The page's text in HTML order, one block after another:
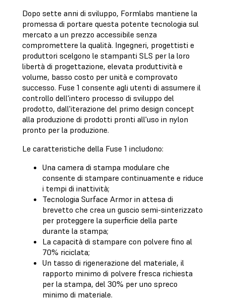
Dopo sette anni di sviluppo, Formlabs mantiene la
promessa di portare questa potente tecnologia sul
mercato a un prezzo accessibile senza
compromettere la qualità. Ingegneri, progettisti e
produttori scelgono le stampanti SLS per la loro
libertà di progettazione, elevata produttività e
volume, basso costo per unità e comprovato
successo. Fuse 1 consente agli utenti di assumere il
controllo dell'intero processo di sviluppo del
prodotto, dall'iterazione del primo design concept
alla produzione di prodotti pronti all'uso in nylon
pronto per la produzione.
Le caratteristiche della Fuse 1 includono:
Una camera di stampa modulare che
consente di stampare continuamente e riduce
i tempi di inattività;
Tecnologia Surface Armor in attesa di
brevetto che crea un guscio semi-sinterizzato
per proteggere la superficie della parte
durante la stampa;
La capacità di stampare con polvere fino al
70% riciclata;
Un tasso di rigenerazione del materiale, il
rapporto minimo di polvere fresca richiesta
per la stampa, del 30% per uno spreco
minimo di materiale.